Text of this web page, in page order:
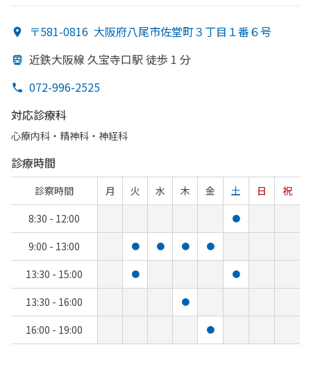
〒581-0816 大阪府八尾市佐堂町３丁目１番６号
近鉄大阪線 久宝寺口駅 徒歩 1 分
072-996-2525
対応診療科
心療内科・​精神科・神経科
診療時間
診察時間 月 火 水 木 金 土 日
祝
8:30 - 12:00
●
9:00 - 13:00 ● ● ● ●
13:30 - 15:00 ● ●
13:30 - 16:00 ●
16:00 - 19:00 ●